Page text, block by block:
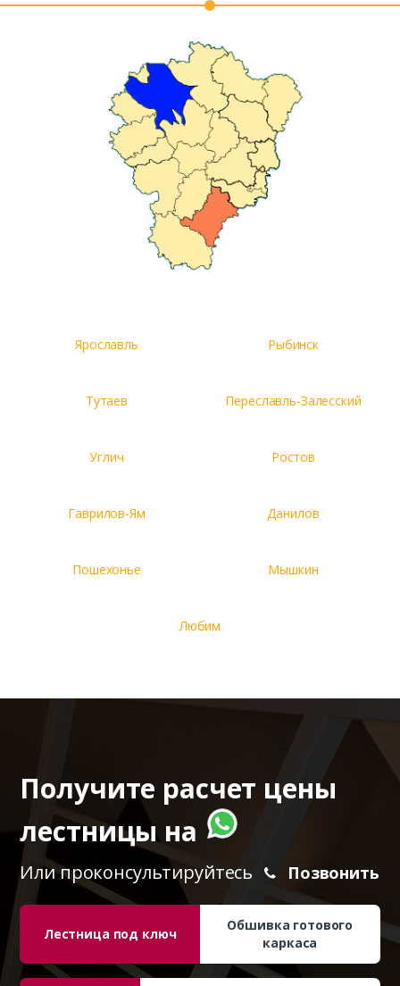
Ярославль Рыбинск
Тутаев Переславль-Залесский
Углич Ростов
Гаврилов-Ям Данилов
Пошехонье Мышкин
Любим
Получите расчет цены
лестницы на
Или проконсультируйтесь Позвонить
Лестница под ключ
Обшивка готового
каркаса